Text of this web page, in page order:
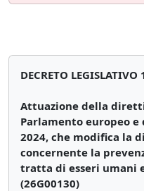
DECRETO
Attuazione della
Parlamento europeo
2024, che modifica la
concernente la
tratta di esseri umani
(26G00130)